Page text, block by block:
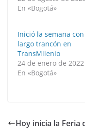
En «Bogotá»
Inició la semana con
largo trancón en
TransMilenio
24 de enero de 2022
En «Bogotá»
Hoy inicia la Feria